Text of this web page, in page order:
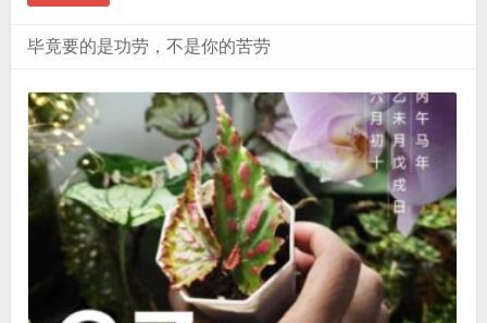
毕竟要的是功劳，不是你的苦劳